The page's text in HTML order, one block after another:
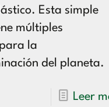
Esta simple
múltiples
la
del planeta.
Leer